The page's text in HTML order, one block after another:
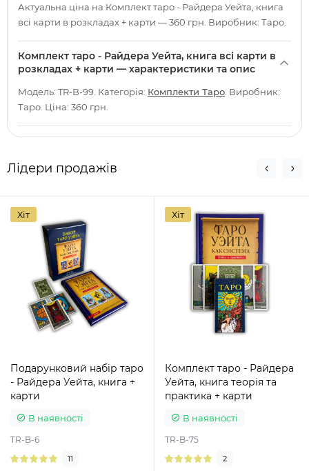
Актуальна ціна на Комплект таро - Райдера Уейта, книга
всі карти в розкладах + карти — 360 грн. Виробник: Таро.
Комплект таро - Райдера Уейта, книга всі карти в
розкладах + карти — характеристики та опис
Модель: TR-B-99. Категорія: Комплекти Таро . Виробник:
Таро. Ціна: 360 грн.
Лідери продажів
Хіт
Подарунковий набір таро
- Райдера Уейта, книга +
карти
В наявності
TR-B-6
11
Хіт
Комплект таро - Райдера
Уейта, книга теорія та
практика + карти
В наявності
TR-B-75
2